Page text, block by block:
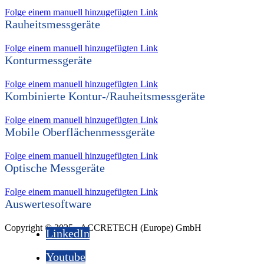
Folge einem manuell hinzugefügten Link
Rauheitsmessgeräte
Folge einem manuell hinzugefügten Link
Konturmessgeräte
Folge einem manuell hinzugefügten Link
Kombinierte Kontur-/Rauheitsmessgeräte
Folge einem manuell hinzugefügten Link
Mobile Oberflächenmessgeräte
Folge einem manuell hinzugefügten Link
Optische Messgeräte
Folge einem manuell hinzugefügten Link
Auswertesoftware
Copyright © 2025 - ACCRETECH (Europe) GmbH
LinkedIn
Youtube